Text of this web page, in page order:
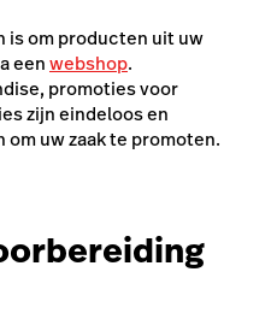
is om producten uit uw
eenwebshop.
promoties voor
zijn eindeloos en
uw zaak te promoten.